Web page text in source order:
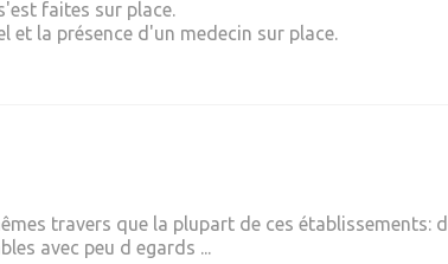
faites sur place.
la présence d'un medecin sur place.
travers que la plupart de ces établissements:
avec peu d egards ...